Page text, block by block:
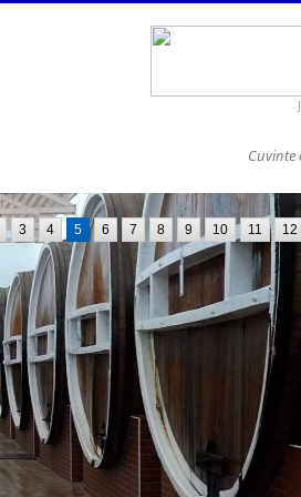
3 4 5 6 7 8 9 10 11 12